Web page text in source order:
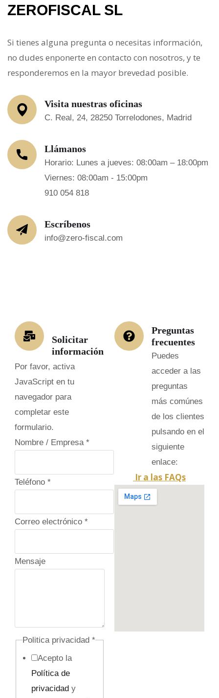
ZEROFISCAL SL
Si tienes alguna pregunta o necesitas información,
no dudes enponerte en contacto con nosotros, y te
responderemos en la mayor brevedad posible.
Visita nuestras oficinas
C. Real, 24, 28250 Torrelodones, Madrid
Llámanos
Horario: Lunes a jueves: 08:00am – 18:00pm
Viernes: 08:00am - 15:00pm
910 054 818
Escríbenos
info@zero-fiscal.com
Solicitar
información
Por favor, activa
JavaScript en tu
navegador para
completar este
formulario.
Nombre / Empresa *
Teléfono *
Correo electrónico *
Mensaje
Politica privacidad *
Acepto la
Política de
privacidady
Preguntas
frecuentes
Puedes
acceder a las
preguntas
más comúnes
de los clientes
pulsando en el
siguiente
enlace:
Ir a las FAQs